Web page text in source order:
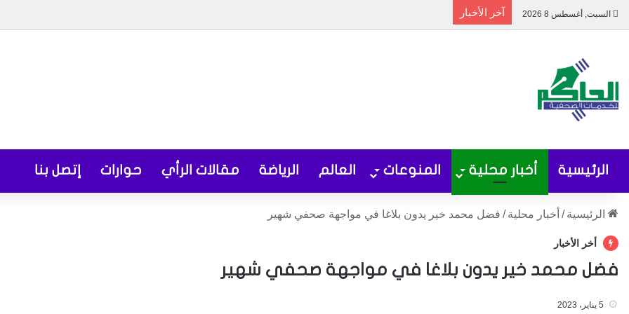
السبت, أغسطس 8 2026 آخر الأخبار
الرئيسية أخبار محلية المنوعات العالم الرياضة مقالات الرأي حوارات إتصل بنا
الرئيسية / أخبار محلية / فضل محمد خير يدون بلاغا في مواجهة صحفي شهير
أخر الأخبار
فضل محمد خير يدون بلاغا في مواجهة صحفي شهير
5 يناير، 2023